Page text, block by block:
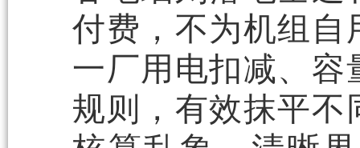
付费，不为机组自
一厂用电扣减、
规则，有效抹平不